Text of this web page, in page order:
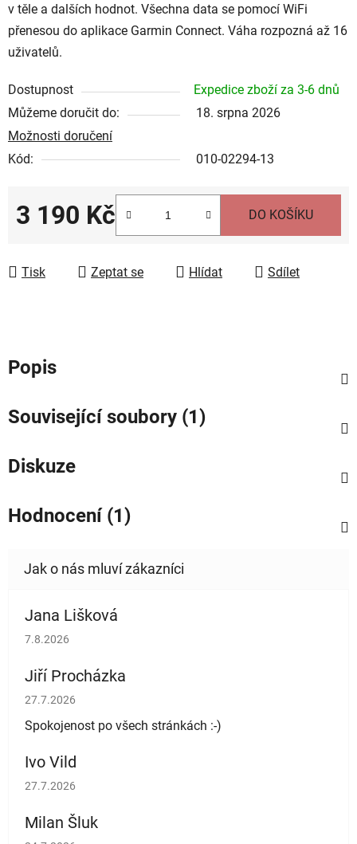
v těle a dalších hodnot. Všechna data se pomocí WiFi
přenesou do aplikace Garmin Connect. Váha rozpozná až 16
uživatelů.
Dostupnost
Expedice zboží za 3-6 dnů
Můžeme doručit do:
18. srpna 2026
Možnosti doručení
Kód:
010-02294-13
3 190 Kč DO KOŠÍKU
Tisk Zeptat se Hlídat Sdílet
Popis
Související soubory (1)
Diskuze
Hodnocení (1)
Jana Lišková
Hodnocení obchodu je 5 z 5 hvězdiček.
7.8.2026
Jiří Procházka
Hodnocení obchodu je 5 z 5 hvězdiček.
27.7.2026
Spokojenost po všech stránkách :-)
Ivo Vild
Hodnocení obchodu je 5 z 5 hvězdiček.
27.7.2026
Milan Šluk